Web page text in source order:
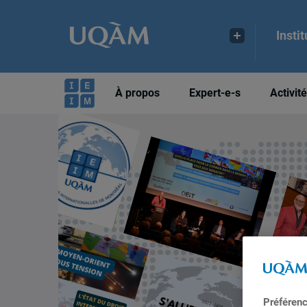
À propos Expert-e-s